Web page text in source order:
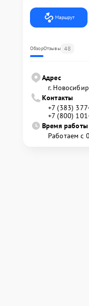
Маршрут
ОбзорОтзывы 48
Адрес
г.
Контакты
+7 (383)
+7 (800)
Время работы
Работаем с